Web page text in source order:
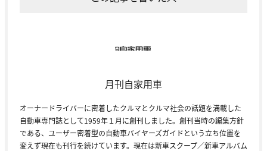
月刊自家用車
オーナードライバーに密着したクルマとクルマ社会の話題を満載した
自動車専門誌として1959年１月に創刊しました。創刊当時の編集方針
である、ユーザー密着型の自動車バイヤーズガイドという立ち位置を
変えず現在も刊行を続けています。現在は新車スクープ／新車アルバム